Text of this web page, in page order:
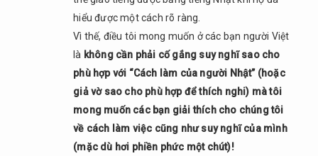
hiểu được một cách rõ ràng.
Vì thế, điều tôi mong muốn ở các bạn người Việt
là không cần phải cố gắng suy nghĩ sao cho
phù hợp với “Cách làm của người Nhật” (hoặc
giả vờ sao cho phù hợp để thích nghi) mà tôi
mong muốn các bạn giải thích cho chúng tôi
về cách làm việc cũng như suy nghĩ của mình
(mặc dù hơi phiền phức một chút)!